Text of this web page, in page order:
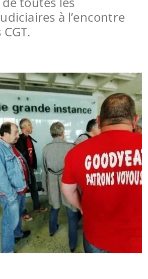
à l’encontre